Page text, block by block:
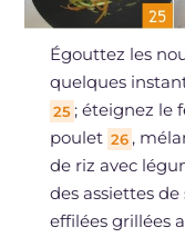
Égouttez les
quelques
25 ; éteignez le
poulet 26 ,
de riz avec
des assiettes
effilées grillées